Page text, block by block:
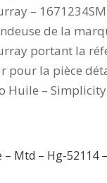
– 1671234SM
de la
portant la
pour la pièce
Huile –
– Mtd – Hg-52114